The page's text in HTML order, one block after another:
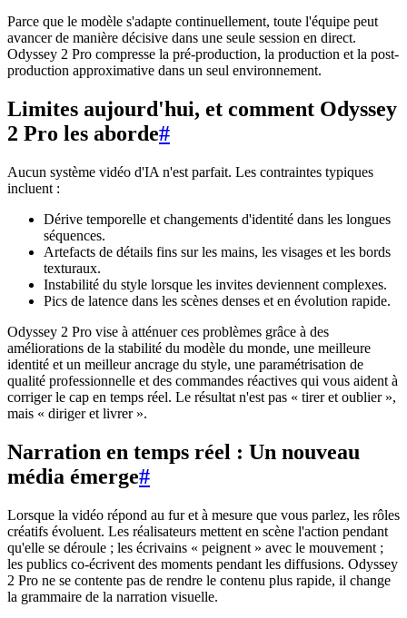
Parce que le modèle s'adapte continuellement, toute l'équipe peut
avancer de manière décisive dans une seule session en direct.
Odyssey 2 Pro compresse la pré-production, la production et la post-
production approximative dans un seul environnement.
Limites aujourd'hui, et comment Odyssey
2 Pro les aborde#
Aucun système vidéo d'IA n'est parfait. Les contraintes typiques
incluent :
Dérive temporelle et changements d'identité dans les longues
séquences.
Artefacts de détails fins sur les mains, les visages et les bords
texturaux.
Instabilité du style lorsque les invites deviennent complexes.
Pics de latence dans les scènes denses et en évolution rapide.
Odyssey 2 Pro vise à atténuer ces problèmes grâce à des
améliorations de la stabilité du modèle du monde, une meilleure
identité et un meilleur ancrage du style, une paramétrisation de
qualité professionnelle et des commandes réactives qui vous aident à
corriger le cap en temps réel. Le résultat n'est pas « tirer et oublier »,
mais « diriger et livrer ».
Narration en temps réel : Un nouveau
média émerge#
Lorsque la vidéo répond au fur et à mesure que vous parlez, les rôles
créatifs évoluent. Les réalisateurs mettent en scène l'action pendant
qu'elle se déroule ; les écrivains « peignent » avec le mouvement ;
les publics co-écrivent des moments pendant les diffusions. Odyssey
2 Pro ne se contente pas de rendre le contenu plus rapide, il change
la grammaire de la narration visuelle.